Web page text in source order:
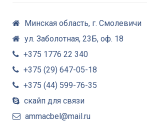
Минская область, г. Смолевичи
ул. Заболотная, 23Б, оф. 18
+375 1776 22 340
+375 (29) 647-05-18
+375 (44) 599-76-35
скайп для связи
ammacbel@mail.ru